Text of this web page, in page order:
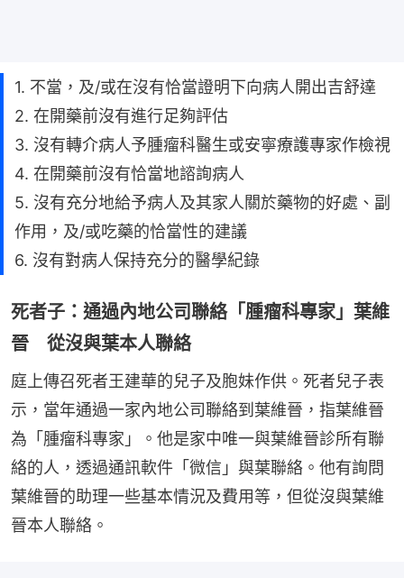
1. 不當，及/或在沒有恰當證明下向病人開出吉舒達
2. 在開藥前沒有進行足夠評估
3. 沒有轉介病人予腫瘤科醫生或安寧療護專家作檢視
4. 在開藥前沒有恰當地諮詢病人
5. 沒有充分地給予病人及其家人關於藥物的好處、副
作用，及/或吃藥的恰當性的建議
6. 沒有對病人保持充分的醫學紀錄
死者子：通過內地公司聯絡「腫瘤科專家」葉維
晉 從沒與葉本人聯絡
庭上傳召死者王建華的兒子及胞妹作供。死者兒子表
示，當年通過一家內地公司聯絡到葉維晉，指葉維晉
為「腫瘤科專家」。他是家中唯一與葉維晉診所有聯
絡的人，透過通訊軟件「微信」與葉聯絡。他有詢問
葉維晉的助理一些基本情況及費用等，但從沒與葉維
晉本人聯絡。